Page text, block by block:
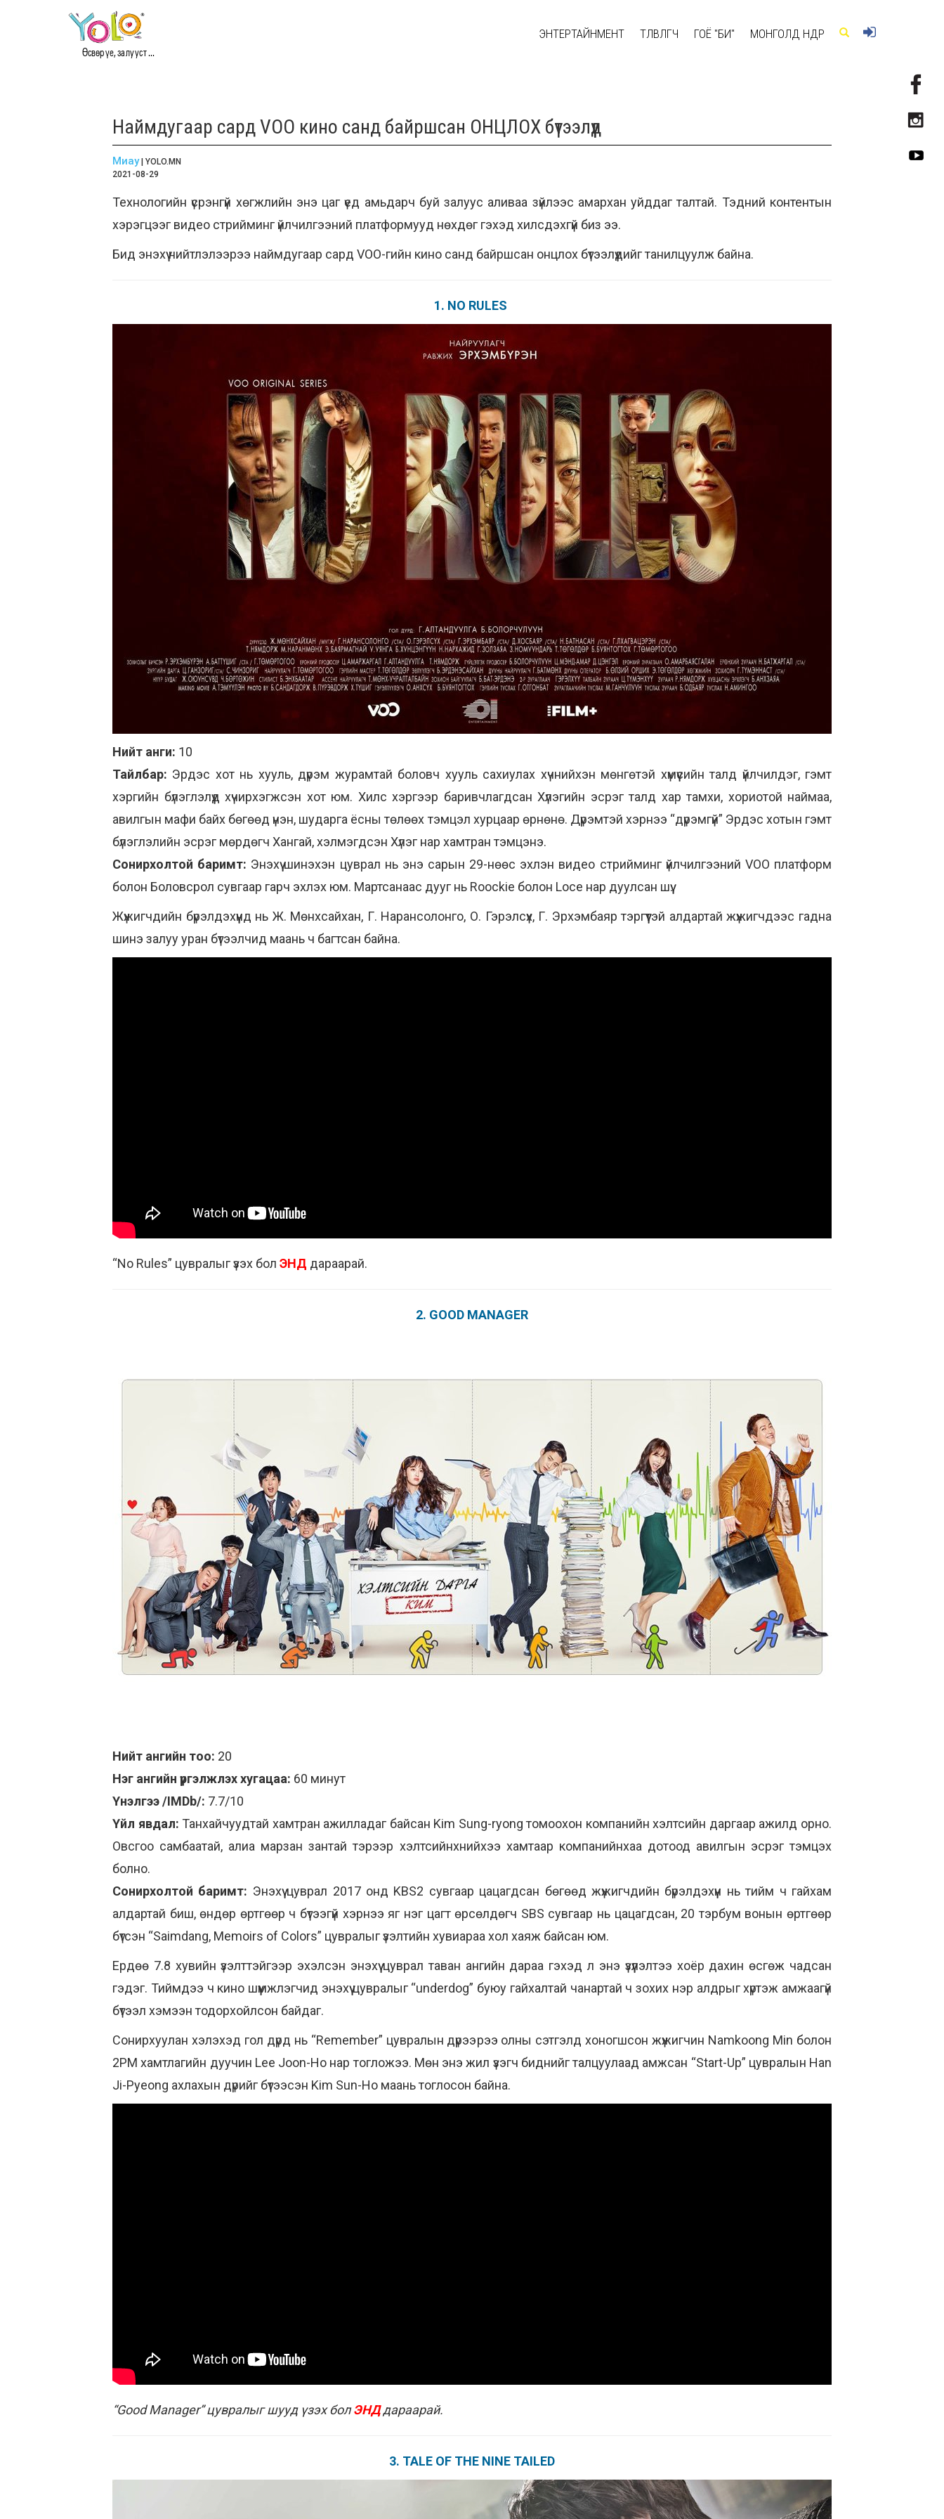
Өсвөр үе, залууст ...
ЭНТЕРТАЙНМЕНТ ТӨЛӨВЛӨГЧ ГОЁ "БИ" МОНГОЛД ӨНӨӨДӨР
Наймдугаар сард VOO кино санд байршсан ОНЦЛОХ бүтээлүүд
Миау| YOLO.MN
2021-08-29
Технологийн үсрэнгүй хөгжлийн энэ цаг үед амьдарч буй залуус аливаа зүйлээс амархан уйддаг талтай. Тэдний контентын
хэрэгцээг видео стрийминг үйлчилгээний платформууд нөхдөг гэхэд хилсдэхгүй биз ээ.
Бид энэхүү нийтлэлээрээ наймдугаар сард VOO-гийн кино санд байршсан онцлох бүтээлүүдийг танилцуулж байна.
1. NO RULES
Нийт анги: 10
Тайлбар: Эрдэс хот нь хууль, дүрэм журамтай боловч хууль сахиулах хүчнийхэн мөнгөтэй хүмүүсийн талд үйлчилдэг, гэмт
хэргийн бүлэглэлүүд хүчирхэгжсэн хот юм. Хилс хэргээр баривчлагдсан Хүлэгийн эсрэг талд хар тамхи, хориотой наймаа,
авилгын мафи байх бөгөөд үнэн, шударга ёсны төлөөх тэмцэл хурцаар өрнөнө. Дүрэмтэй хэрнээ “дүрэмгүй” Эрдэс хотын гэмт
бүлэглэлийн эсрэг мөрдөгч Хангай, хэлмэгдсэн Хүлэг нар хамтран тэмцэнэ.
Сонирхолтой баримт: Энэхүү шинэхэн цуврал нь энэ сарын 29-нөөс эхлэн видео стрийминг үйлчилгээний VOO платформ
болон Боловсрол сувгаар гарч эхлэх юм. Мартсанаас дууг нь Roockie болон Loce нар дуулсан шүү.
Жүжигчдийн бүрэлдэхүүнд нь Ж. Мөнхсайхан, Г. Нарансолонго, О. Гэрэлсүх, Г. Эрхэмбаяр тэргүүтэй алдартай жүжигчдээс гадна
шинэ залуу уран бүтээлчид маань ч багтсан байна.
“No Rules” цувралыг үзэх бол ЭНД дараарай.
2. GOOD MANAGER
Нийт ангийн тоо: 20
Нэг ангийн үргэлжлэх хугацаа: 60 минут
Үнэлгээ /IMDb/: 7.7/10
Үйл явдал: Танхайчуудтай хамтран ажилладаг байсан Kim Sung-ryong томоохон компанийн хэлтсийн даргаар ажилд орно.
Овсгоо самбаатай, алиа марзан зантай тэрээр хэлтсийнхнийхээ хамтаар компанийнхаа дотоод авилгын эсрэг тэмцэх
болно.
Сонирхолтой баримт: Энэхүү цуврал 2017 онд KBS2 сувгаар цацагдсан бөгөөд жүжигчдийн бүрэлдэхүүн нь тийм ч гайхам
алдартай биш, өндөр өртгөөр ч бүтээгүй хэрнээ яг нэг цагт өрсөлдөгч SBS сувгаар нь цацагдсан, 20 тэрбум вонын өртгөөр
бүтсэн “Saimdang, Memoirs of Colors” цувралыг үзэлтийн хувиараа хол хаяж байсан юм.
Ердөө 7.8 хувийн үзэлттэйгээр эхэлсэн энэхүү цуврал таван ангийн дараа гэхэд л энэ үзүүлэлтээ хоёр дахин өсгөж чадсан
гэдэг. Тиймдээ ч кино шүүмжлэгчид энэхүү цувралыг “underdog” буюу гайхалтай чанартай ч зохих нэр алдрыг хүртэж амжаагүй
бүтээл хэмээн тодорхойлсон байдаг.
Сонирхуулан хэлэхэд гол дүрд нь “Remember” цувралын дүрээрээ олны сэтгэлд хоногшсон жүжигчин Namkoong Min болон
2PM хамтлагийн дуучин Lee Joon-Ho нар тогложээ. Мөн энэ жил үзэгч биднийг талцуулаад амжсан “Start-Up” цувралын Han
Ji-Pyeong ахлахын дүрийг бүтээсэн Kim Sun-Ho маань тоглосон байна.
“Good Manager” цувралыг шууд үзэх болЭНДдараарай.
3. TALE OF THE NINE TAILED